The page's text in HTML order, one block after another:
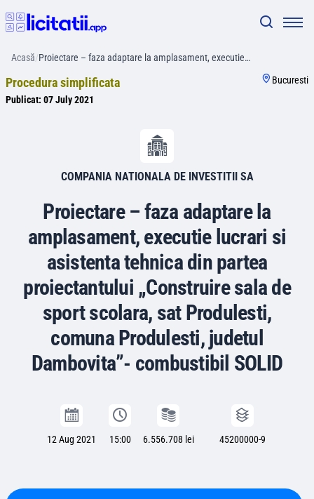
Acasă/Proiectare – faza adaptare la amplasament, executie…
Procedura simplificata
Publicat: 07 July 2021
Bucuresti
COMPANIA NATIONALA DE INVESTITII SA
Proiectare – faza adaptare la
amplasament, executie lucrari si
asistenta tehnica din partea
proiectantului „Construire sala de
sport scolara, sat Produlesti,
comuna Produlesti, judetul
Dambovita”- combustibil SOLID
12 Aug 2021 15:00 6.556.708 lei 45200000-9